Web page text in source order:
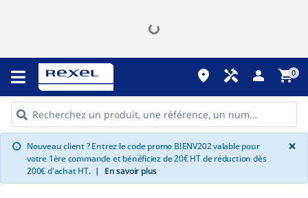
place handyman person shopping_cart0
info Nouveau client ? Entrez le code promo BIENV202 valable pour
votre 1ère commande et bénéficiez de 20€ HT de réduction dès
200€ d'achat HT. | En savoir plus
×